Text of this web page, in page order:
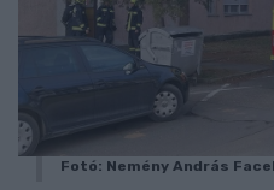
Fotó: Nemény András